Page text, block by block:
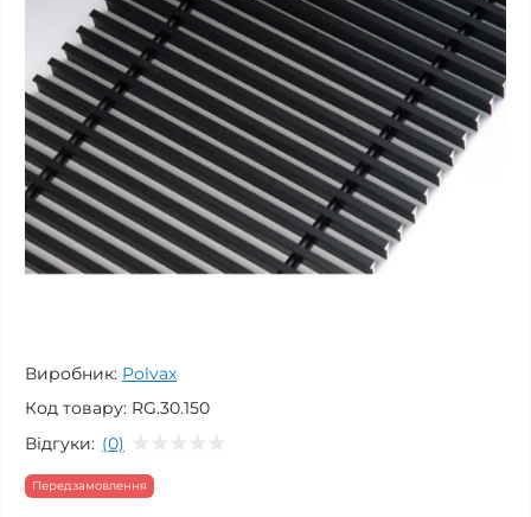
Виробник: Polvax
Код товару: RG.30.150
Відгуки: (0)
Передзамовлення